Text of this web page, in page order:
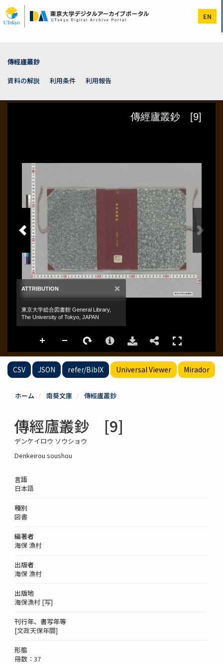
イ
ン
EN
傳經廬叢鈔
資料の解説
利用条件 利用報告
CSV JSON refer/BibIX Universal Viewer Mirador
ホーム 南葵文庫 傳經廬叢鈔
傳經廬叢鈔 [9]
デンケイロウ ソウショウ
Denkeirou soushou
言語
日本語
種別
図書
編著者
海保 漁村
出版者
海保 漁村
出版地
海保漁村 [写]
刊行年、書写年等
[文政天保年間]
形態
冊数：37